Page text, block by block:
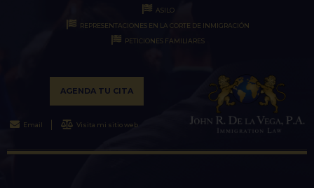
ASILO
REPRESENTACIONES EN LA CORTE DE INMIGRACIÓN
PETICIONES FAMILIARES
AGENDA TU CITA
Email Visita mi sitio web